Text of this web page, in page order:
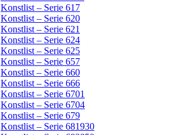
Konstlist – Serie 617
Konstlist – Serie 620
Konstlist – Serie 621
Konstlist – Serie 624
Konstlist – Serie 625
Konstlist – Serie 657
Konstlist – Serie 660
Konstlist – Serie 666
Konstlist – Serie 6701
Konstlist – Serie 6704
Konstlist – Serie 679
Konstlist – Serie 681930